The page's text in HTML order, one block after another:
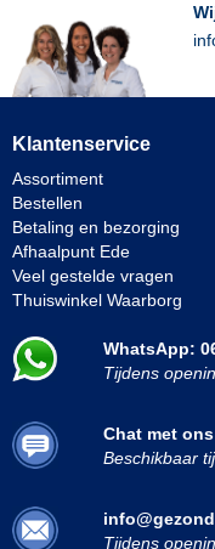
Klantenservice
Assortiment
Bestellen
Betaling en bezorging
Afhaalpunt Ede
Veel gestelde vragen
Thuiswinkel Waarborg
WhatsApp:
Tijdens
Chat met ons
Beschikbaar
Tijdens